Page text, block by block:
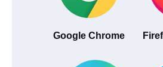
Google Chrome